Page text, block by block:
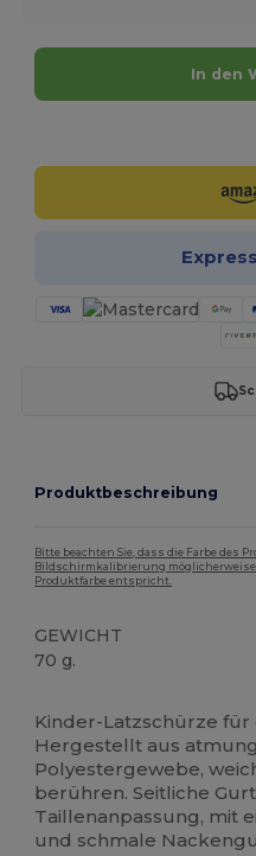
In den
Produktbeschreibung
Bitte beachten Sie, dass die Farbe des
Bildschirmkalibrierung
Produktfarbe entspricht.
GEWICHT
70 g.
Kinder-Latzschürze für
Hergestellt aus
Polyestergewebe,
berühren. Seitliche
Taillenanpassung, mit
und schmale